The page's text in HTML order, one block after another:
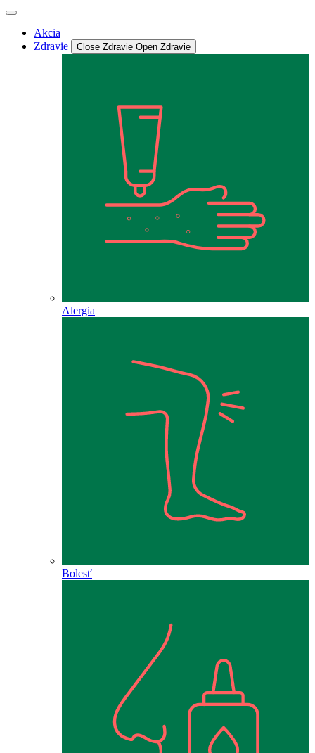
Akcia
Zdravie
Close Zdravie Open Zdravie
Alergia
Bolesť